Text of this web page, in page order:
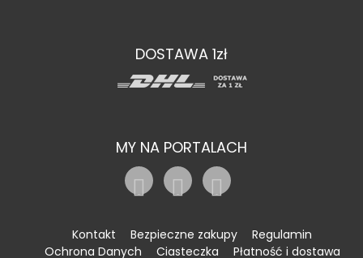
DOSTAWA 1zł
MY NA PORTALACH
Kontakt Bezpieczne zakupy
Regulamin
Ochrona Danych
Ciasteczka Płatność i dostawa